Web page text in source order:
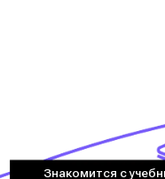
Знакомится с